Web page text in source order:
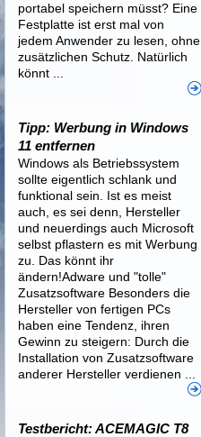
portabel speichern müsst? Eine
Festplatte ist erst mal von
jedem Anwender zu lesen, ohne
zusätzlichen Schutz. Natürlich
könnt ...
Tipp: Werbung in Windows
11 entfernen
Windows als Betriebssystem
sollte eigentlich schlank und
funktional sein. Ist es meist
auch, es sei denn, Hersteller
und neuerdings auch Microsoft
selbst pflastern es mit Werbung
zu. Das könnt ihr
ändern!Adware und "tolle"
Zusatzsoftware Besonders die
Hersteller von fertigen PCs
haben eine Tendenz, ihren
Gewinn zu steigern: Durch die
Installation von Zusatzsoftware
anderer Hersteller verdienen ...
Testbericht: ACEMAGIC T8